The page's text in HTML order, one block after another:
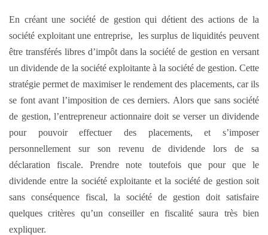
En créant une société de gestion qui détient des actions de la
société exploitant une entreprise, les surplus de liquidités peuvent
être transférés libres d’impôt dans la société de gestion en versant
un dividende de la société exploitante à la société de gestion. Cette
stratégie permet de maximiser le rendement des placements, car ils
se font avant l’imposition de ces derniers. Alors que sans société
de gestion, l’entrepreneur actionnaire doit se verser un dividende
pour pouvoir effectuer des placements, et s’imposer
personnellement sur son revenu de dividende lors de sa
déclaration fiscale. Prendre note toutefois que pour que le
dividende entre la société exploitante et la société de gestion soit
sans conséquence fiscal, la société de gestion doit satisfaire
quelques critères qu’un conseiller en fiscalité saura très bien
expliquer.